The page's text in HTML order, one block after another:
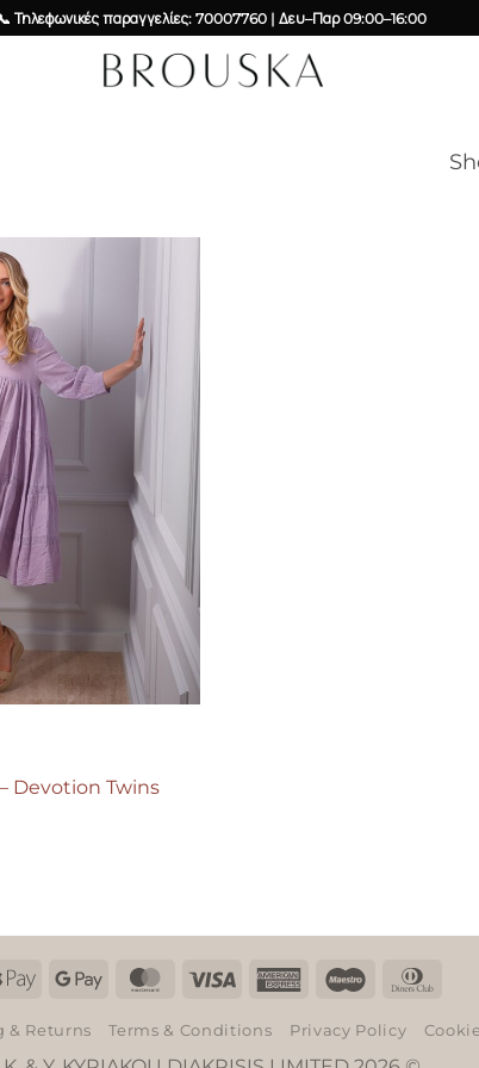
Τηλεφωνικές παραγγελίες: 70007760 | Δευ–Παρ 09:00–16:00
wishlist
Devotion Twins
Apple Google
MasterCard
Visa
AmericanMaestro
& Returns Terms & Conditions Privacy Policy